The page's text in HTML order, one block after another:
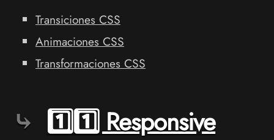
Transiciones CSS
Animaciones CSS
Transformaciones CSS
1️⃣1️⃣ Responsive